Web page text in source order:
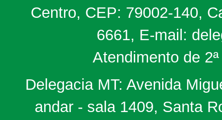
Centro, CEP: 79002-140,
6661, E-mail:
Atendimento de
Delegacia MT: Avenida
andar - sala 1409, Santa